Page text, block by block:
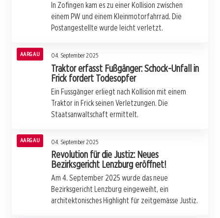
In Zofingen kam es zu einer Kollision zwischen
einem PW und einem Kleinmotorfahrrad. Die
Postangestellte wurde leicht verletzt.
AARGAU 04. September 2025
Traktor erfasst Fußgänger: Schock-Unfall in
Frick fordert Todesopfer
Ein Fussgänger erliegt nach Kollision mit einem
Traktor in Frick seinen Verletzungen. Die
Staatsanwaltschaft ermittelt.
AARGAU 04. September 2025
Revolution für die Justiz: Neues
Bezirksgericht Lenzburg eröffnet!
Am 4. September 2025 wurde das neue
Bezirksgericht Lenzburg eingeweiht, ein
architektonisches Highlight für zeitgemässe Justiz.